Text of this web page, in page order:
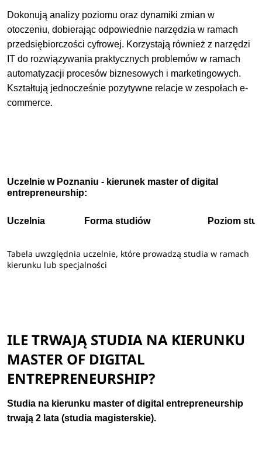
Dokonują analizy poziomu oraz dynamiki zmian w
otoczeniu, dobierając odpowiednie narzędzia w ramach
przedsiębiorczości cyfrowej. Korzystają również z narzędzi
IT do rozwiązywania praktycznych problemów w ramach
automatyzacji procesów biznesowych i marketingowych.
Kształtują jednocześnie pozytywne relacje w zespołach e-
commerce.
Uczelnie w Poznaniu - kierunek master of digital
entrepreneurship:
Uczelnia Forma studiów Poziom
Tabela uwzględnia uczelnie, które prowadzą studia w ramach
kierunku lub specjalności
ILE TRWAJĄ STUDIA NA KIERUNKU
MASTER OF DIGITAL
ENTREPRENEURSHIP?
Studia na kierunku master of digital entrepreneurship
trwają 2 lata (studia magisterskie).